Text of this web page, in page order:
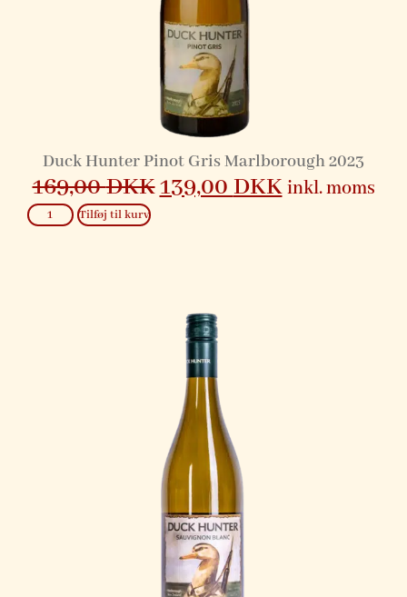
Duck Hunter Pinot Gris Marlborough 2023
169,00DKK139,00DKK inkl. moms
Tilføj til kurv